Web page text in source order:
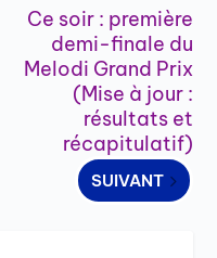
Ce soir : première
demi-finale du
Melodi Grand Prix
(Mise à jour :
résultats et
récapitulatif)
SUIVANT